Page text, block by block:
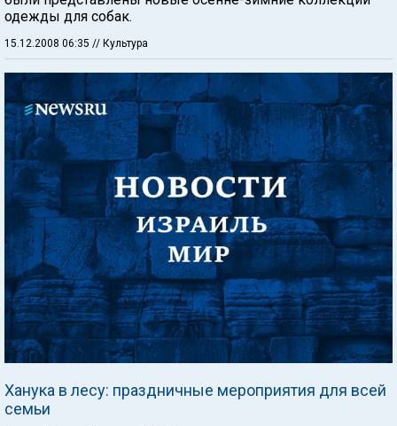
одежды для собак.
15.12.2008 06:35 // Культура
Ханука в лесу: праздничные мероприятия для всей
семьи